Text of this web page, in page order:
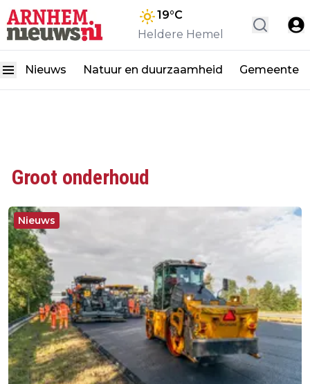
19°C
Heldere Hemel
Nieuws Natuur en duurzaamheid Gemeente
Groot onderhoud
Nieuws